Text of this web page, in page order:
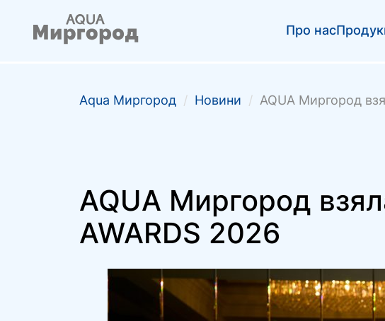
Про нас
Аqua Миргород / Новини / AQUA Миргород
AQUA Миргород
AWARDS 2026